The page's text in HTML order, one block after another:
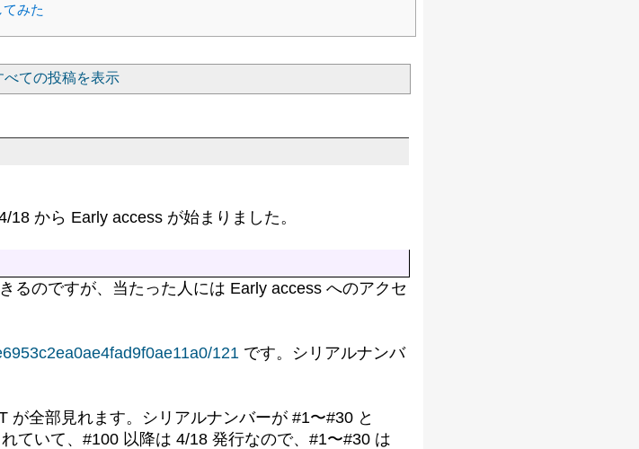
みた
べての投稿を表示
から Early access が始まりました。
るのですが、当たった人には Early access へのアクセ
121 です。シリアルナンバ
が全部見れます。シリアルナンバーが #1〜#30 と
ていて、#100 以降は 4/18 発行なので、#1〜#30 は